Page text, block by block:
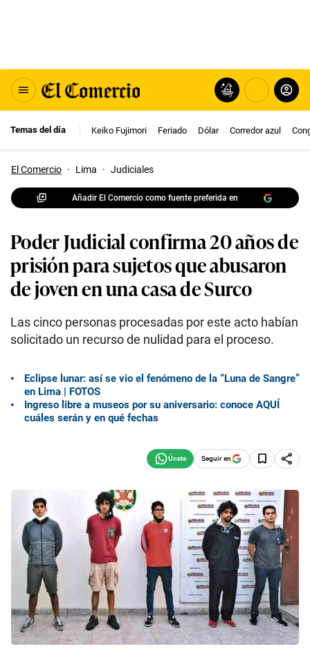
Temas del día Keiko Fujimori Feriado Dólar Corredor azul
El Comercio · Lima · Judiciales
Añadir El Comercio como fuente preferida en
Poder Judicial confirma 20 años de
prisión para sujetos que abusaron
de joven en una casa de Surco
Las cinco personas procesadas por este acto habían
solicitado un recurso de nulidad para el proceso.
Eclipse lunar: así se vio el fenómeno de la “Luna de Sangre”
en Lima | FOTOS
Ingreso libre a museos por su aniversario: conoce AQUÍ
cuáles serán y en qué fechas
Seguir en